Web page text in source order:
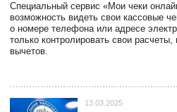
Специальный сервис «Мои чеки
возможность видеть свои кассовые
о номере телефона или адресе
только контролировать свои
вычетов.
13.03.2025